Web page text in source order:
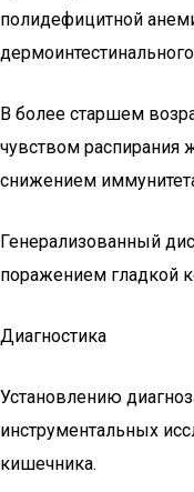
полидефицитной
В более старшем
чувством
снижением
Генерализованный
поражением гладкой
Диагностика
Установлению
инструментальных
кишечника.